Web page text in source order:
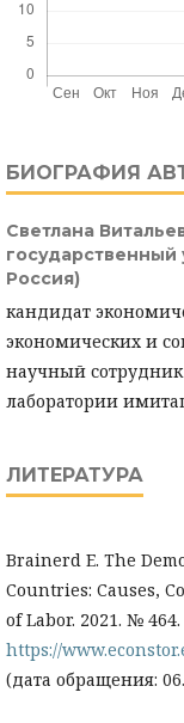
БИОГРАФИЯ
Светлана
государственный
Россия)
кандидат
экономических и
научный
лаборатории
ЛИТЕРАТУРА
Brainerd E. The
Countries: Causes,
of Labor. 2021. № 464.
https://
(дата обращения: